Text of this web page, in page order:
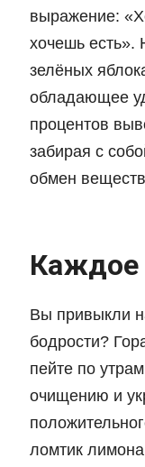
выражение:
хочешь есть».
зелёных
обладающее
процентов
забирая с
обмен
Каждое
Вы привыкли
бодрости?
пейте по
очищению и
ломтик